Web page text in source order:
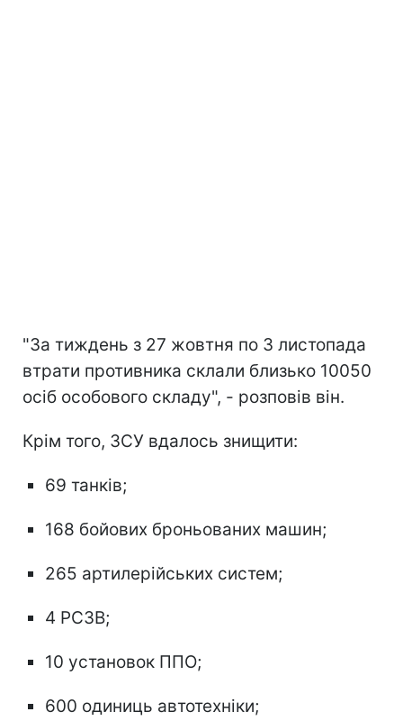
"За тиждень з 27 жовтня по 3 листопада
втрати противника склали близько 10050
осіб особового складу", - розповів він.
Крім того, ЗСУ вдалось знищити:
69 танків;
168 бойових броньованих машин;
265 артилерійських систем;
4 РСЗВ;
10 установок ППО;
600 одиниць автотехніки;